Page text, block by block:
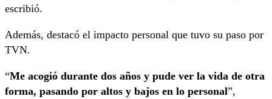
escribió.
Además, destacó el impacto personal que tuvo su paso por
TVN.
“Me acogió durante dos años y pude ver la vida de otra
forma, pasando por altos y bajos en lo personal”,